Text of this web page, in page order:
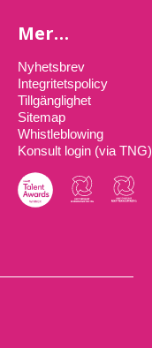
Mer…
Nyhetsbrev
Integritetspolicy
Tillgänglighet
Sitemap
Whistleblowing
Konsult login (via TNG)